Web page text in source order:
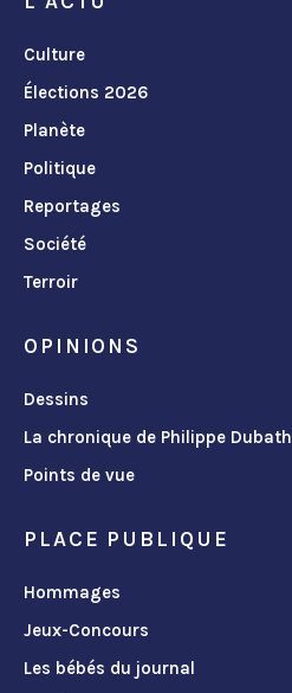
Culture
Élections 2026
Planète
Politique
Reportages
Société
Terroir
OPINIONS
Dessins
La chronique de Philippe Dubath
Points de vue
PLACE PUBLIQUE
Hommages
Jeux-Concours
Les bébés du journal